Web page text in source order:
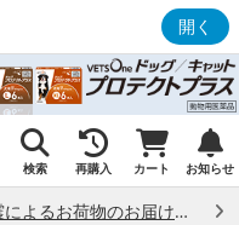
開く
検索 再購入 カート お知らせ
熊本県熊本地方で発生した地震によるお荷物のお届け状況について （7/28）